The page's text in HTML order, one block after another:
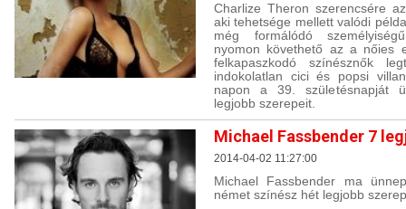
Charlize Theron szerencsére
aki tehetsége mellett valódi
még formálódó
nyomon követhető az a nőies
felkapaszkodó színésznők
indokolatlan cici és popsi
napon a 39. születésnapját
legjobb szerepeit.
Michael Fassbender 7
2014-04-02 11:27:00
Michael Fassbender ma
német színész hét legjobb